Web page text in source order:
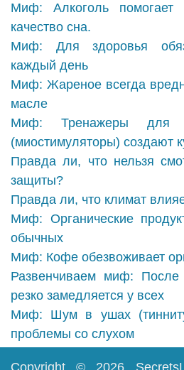
Миф: Алкоголь помогает
качество сна.
Миф: Для здоровья
каждый день
Миф: Жареное всегда
масле
Миф: Тренажеры для
(миостимуляторы) создают
Правда ли, что нельзя
защиты?
Правда ли, что климат
Миф: Органические
обычных
Миф: Кофе обезвоживает
Развенчиваем миф:
резко замедляется у всех
Миф: Шум в ушах
проблемы со слухом
Copyright © 2026